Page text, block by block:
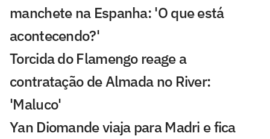
manchete na Espanha: 'O que está
acontecendo?'
Torcida do Flamengo reage a
contratação de Almada no River:
'Maluco'
Yan Diomande viaja para Madri e fica